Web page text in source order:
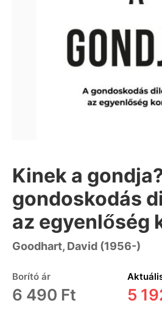
Kinek a
gondoskodás
az egyenlőség
Goodhart, David (1956-)
Borító ár
6 490 Ft 5